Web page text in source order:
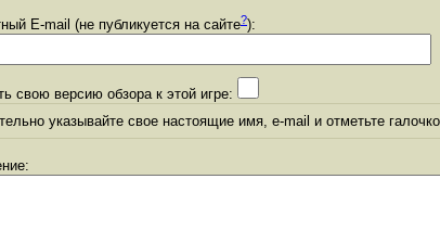
E-mail (не публикуется на сайте?):
свою версию обзора к этой игре:
указывайте свое настоящие имя, e-mail и отметьте